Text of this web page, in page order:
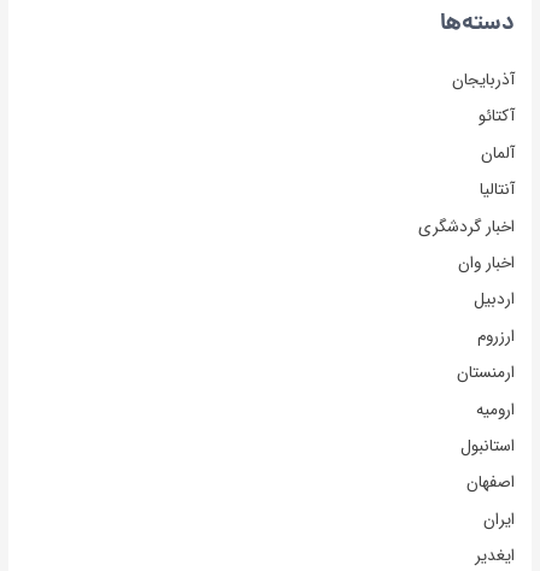
دسته‌ها
آذربایجان
آکتائو
آلمان
آنتالیا
اخبار گردشگری
اخبار وان
اردبیل
ارزروم
ارمنستان
ارومیه
استانبول
اصفهان
ایران
ایغدیر